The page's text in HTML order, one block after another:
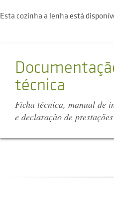
Esta cozinha a lenha está
técnica
Ficha técnica, manual de
e declaração de prestações